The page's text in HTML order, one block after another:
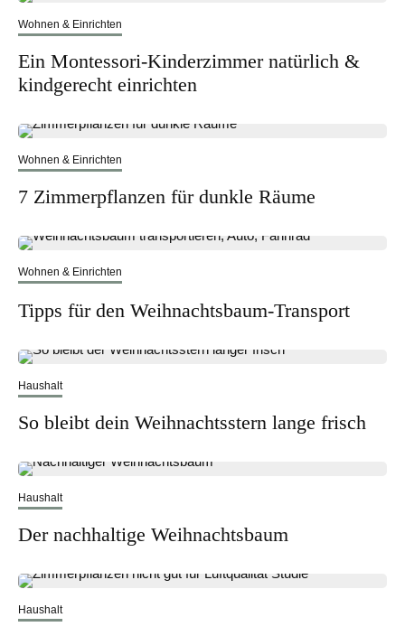
Wohnen & Einrichten
Ein Montessori-Kinderzimmer natürlich &
kindgerecht einrichten
Wohnen & Einrichten
7 Zimmerpflanzen für dunkle Räume
Wohnen & Einrichten
Tipps für den Weihnachtsbaum-Transport
Haushalt
So bleibt dein Weihnachtsstern lange frisch
Haushalt
Der nachhaltige Weihnachtsbaum
Haushalt